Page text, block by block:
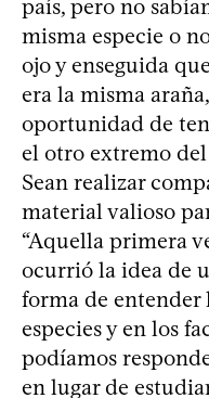
país, pero no
misma especie o
ojo y enseguida
era la misma
oportunidad de
el otro extremo
Sean realizar
material valioso
“Aquella primera
ocurrió la idea de
forma de entender
especies y en los
podíamos
en lugar de